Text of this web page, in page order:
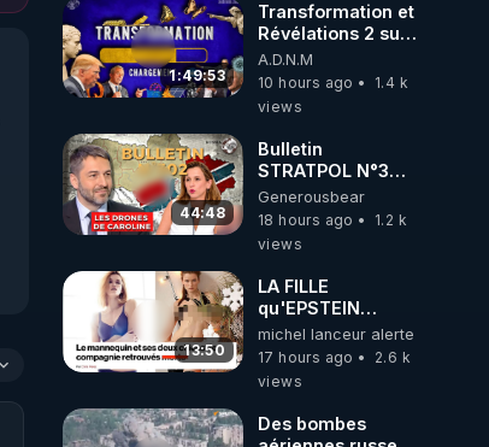
1:49:53
Transformation et
Révélations 2 sur
2 - live du
07/08/26
A.D.N.M
10 hours ago
1.4 k
views
44:48
Bulletin
STRATPOL N°302.
Armée des
drones, MS-21 en
série, missiles
07.08.2026.
Generousbear
18 hours ago
1.2 k
views
13:50
LA FILLE
qu'EPSTEIN
VOULAIT CACHER
michel lanceur alerte
17 hours ago
2.6 k
views
Des bombes